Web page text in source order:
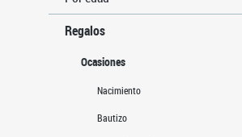
Regalos
Ocasiones
Nacimiento
Bautizo